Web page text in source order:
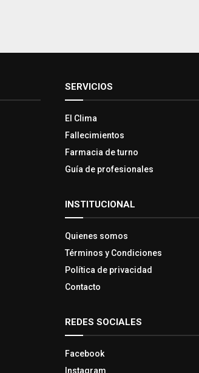
SERVICIOS
El Clima
Fallecimientos
Farmacia de turno
Guía de profesionales
INSTITUCIONAL
Quienes somos
Términos y Condiciones
Política de privacidad
Contacto
REDES SOCIALES
Facebook
Instagram